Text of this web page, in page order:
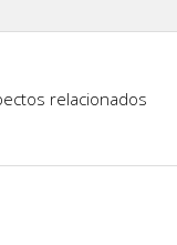
relacionados